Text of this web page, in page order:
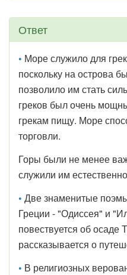
Ответ
• Море служило для
поскольку на острова
позволило им стать
греков был очень
грекам пищу. Море
торговли.
Горы были не менее
служили им
• Две знаменитые
Греции - "Одиссея" и
повествуется об осаде
рассказывается о
• В религиозных